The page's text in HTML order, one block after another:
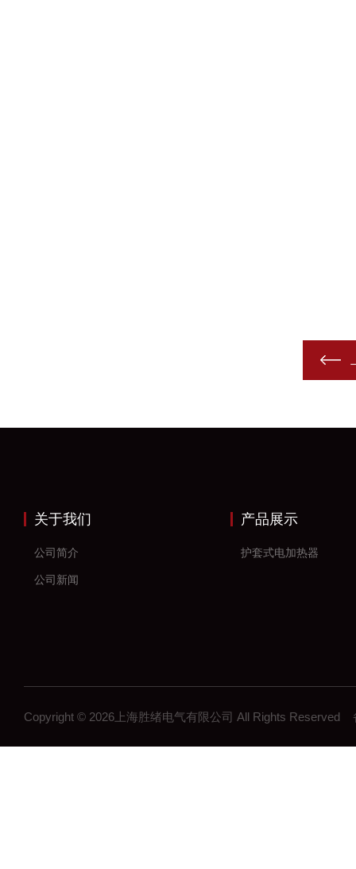
关于我们
公司简介
公司新闻
产品展示
护套式电加热器
Copyright © 2026上海胜绪电气有限公司 All Rights Reserved